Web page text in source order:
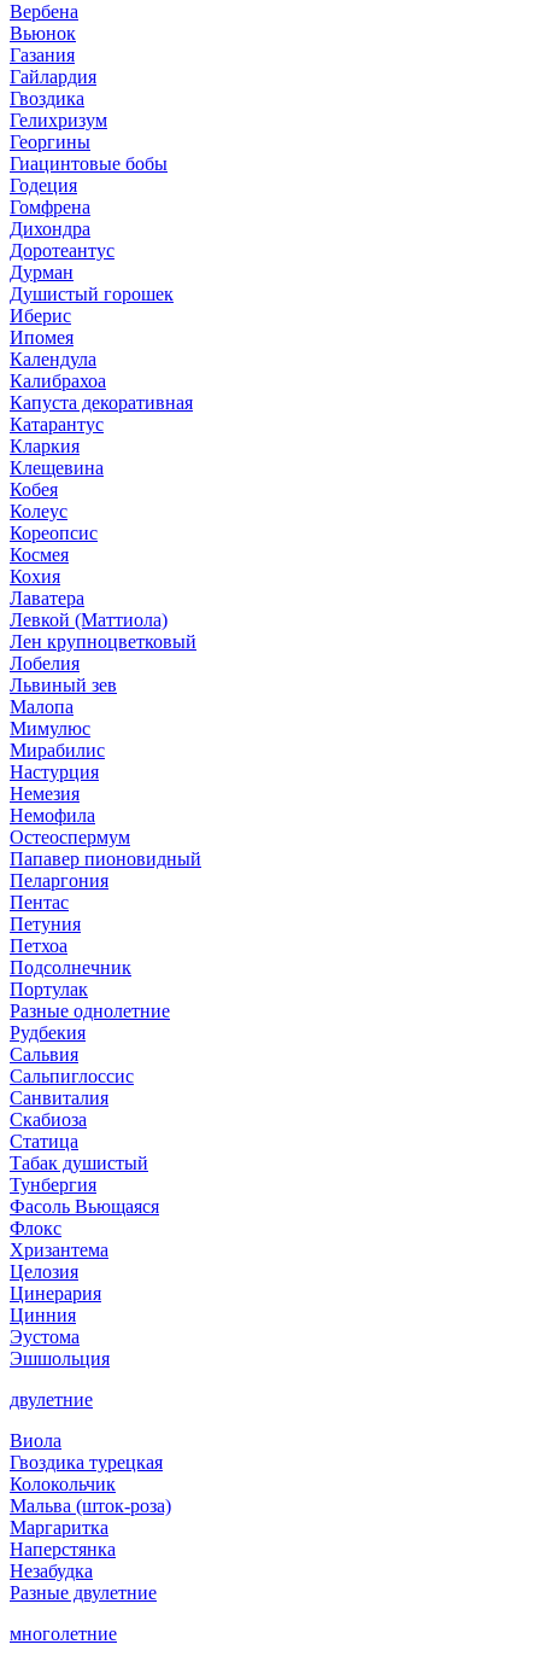
Вербена
Вьюнок
Газания
Гайлардия
Гвоздика
Гелихризум
Георгины
Гиацинтовые бобы
Годеция
Гомфрена
Дихондра
Доротеантус
Дурман
Душистый горошек
Иберис
Ипомея
Календула
Калибрахоа
Капуста декоративная
Катарантус
Кларкия
Клещевина
Кобея
Колеус
Кореопсис
Космея
Кохия
Лаватера
Левкой (Маттиола)
Лен крупноцветковый
Лобелия
Львиный зев
Малопа
Мимулюс
Мирабилис
Настурция
Немезия
Немофила
Остеоспермум
Папавер пионовидный
Пеларгония
Пентас
Петуния
Петхоа
Подсолнечник
Портулак
Разные однолетние
Рудбекия
Сальвия
Сальпиглоссис
Санвиталия
Скабиоза
Статица
Табак душистый
Тунбергия
Фасоль Вьющаяся
Флокс
Хризантема
Целозия
Цинерария
Цинния
Эустома
Эшшольция
двулетние
Виола
Гвоздика турецкая
Колокольчик
Мальва (шток-роза)
Маргаритка
Наперстянка
Незабудка
Разные двулетние
многолетние